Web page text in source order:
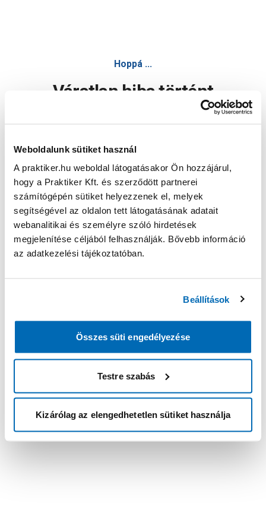
Weboldalunk sütiket használ
A praktiker.hu weboldal látogatásakor Ön hozzájárul,
hogy a Praktiker Kft. és szerződött partnerei
számítógépén sütiket helyezzenek el, melyek
segítségével az oldalon tett látogatásának adatait
webanalitikai és személyre szóló hirdetések
megjelenítése céljából felhasználják. Bővebb információ
az adatkezelési tájékoztatóban.
Beállítások
Összes süti engedélyezése
Testre szabás
Kizárólag az elengedhetetlen sütiket használja
Hoppá ...
Váratlan hiba történt
Oldal újratöltése